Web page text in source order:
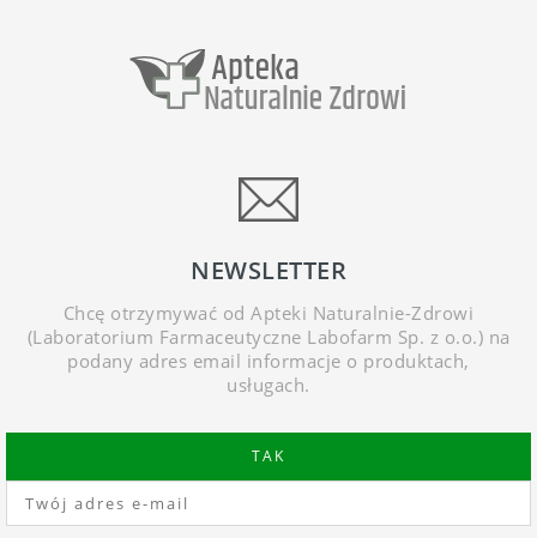
NEWSLETTER
Chcę otrzymywać od Apteki Naturalnie-Zdrowi
(Laboratorium Farmaceutyczne Labofarm Sp. z o.o.) na
podany adres email informacje o produktach,
usługach.